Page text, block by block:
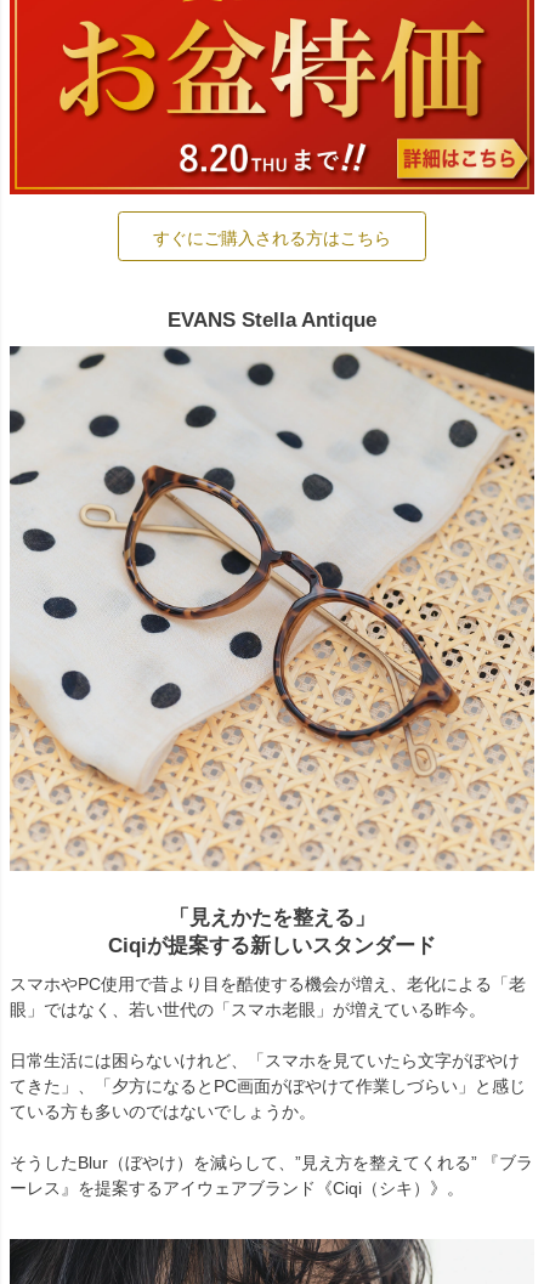
すぐにご購入される方はこちら
EVANS Stella Antique
「見えかたを整える」
Ciqiが提案する新しいスタンダード
スマホやPC使用で昔より目を酷使する機会が増え、老化による「老
眼」ではなく、若い世代の「スマホ老眼」が増えている昨今。
日常生活には困らないけれど、「スマホを見ていたら文字がぼやけ
てきた」、「夕方になるとPC画面がぼやけて作業しづらい」と感じ
ている方も多いのではないでしょうか。
そうしたBlur（ぼやけ）を減らして、”見え方を整えてくれる” 『ブラ
ーレス』を提案するアイウェアブランド《Ciqi（シキ）》。